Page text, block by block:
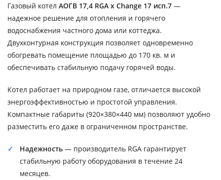
Газовый котел АОГВ 17,4 RGA x Change 17 исп.7 —
надежное решение для отопления и горячего
водоснабжения частного дома или коттеджа.
Двухконтурная конструкция позволяет одновременно
обогревать помещение площадью до 170 кв. м и
обеспечивать стабильную подачу горячей воды.
Котел работает на природном газе, отличается высокой
энергоэффективностью и простотой управления.
Компактные габариты (920×380×440 мм) позволяют удобно
разместить его даже в ограниченном пространстве.
Надежность — производитель RGA гарантирует
стабильную работу оборудования в течение 24
месяцев.